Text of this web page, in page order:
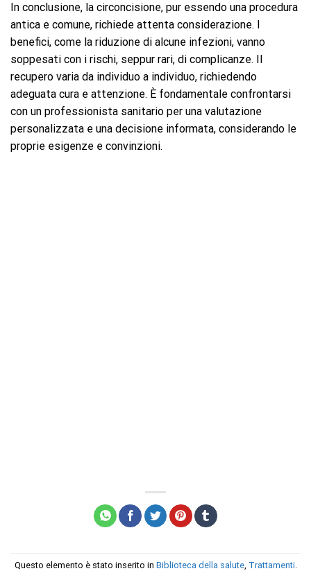
In conclusione, la circoncisione, pur essendo una procedura
antica e comune, richiede attenta considerazione. I
benefici, come la riduzione di alcune infezioni, vanno
soppesati con i rischi, seppur rari, di complicanze. Il
recupero varia da individuo a individuo, richiedendo
adeguata cura e attenzione. È fondamentale confrontarsi
con un professionista sanitario per una valutazione
personalizzata e una decisione informata, considerando le
proprie esigenze e convinzioni.
Questo elemento è stato inserito in Biblioteca della salute, Trattamenti.